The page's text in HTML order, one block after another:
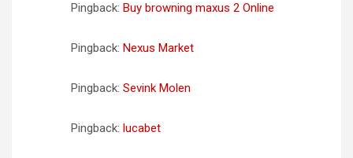
Pingback: Buy browning maxus 2 Online
Pingback: Nexus Market
Pingback: Sevink Molen
Pingback: lucabet